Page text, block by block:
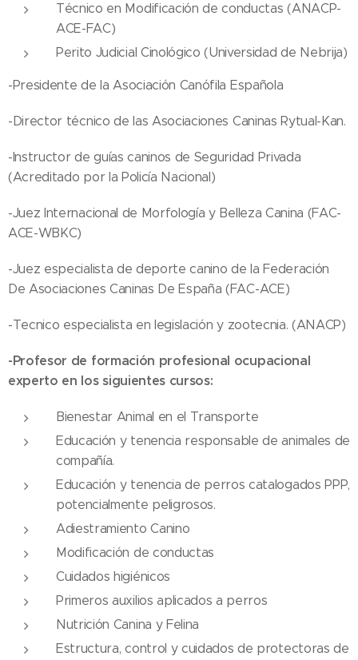
Técnico en Modificación de conductas (ANACP-
ACE-FAC)
Perito Judicial Cinológico (Universidad de Nebrija)
-Presidente de la Asociación Canófila Española
-Director técnico de las Asociaciones Caninas Rytual-Kan.
-Instructor de guías caninos de Seguridad Privada
(Acreditado por la Policía Nacional)
-Juez Internacional de Morfología y Belleza Canina (FAC-
ACE-WBKC)
-Juez especialista de deporte canino de la Federación
De Asociaciones Caninas De España (FAC-ACE)
-Tecnico especialista en legislación y zootecnia. (ANACP)
-Profesor de formación profesional ocupacional
experto en los siguientes cursos:
Bienestar Animal en el Transporte
Educación y tenencia responsable de animales de
compañía.
Educación y tenencia de perros catalogados PPP,
potencialmente peligrosos.
Adiestramiento Canino
Modificación de conductas
Cuidados higiénicos
Primeros auxilios aplicados a perros
Nutrición Canina y Felina
Estructura, control y cuidados de protectoras de